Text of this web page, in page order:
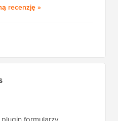
recenzjęChatBota
»